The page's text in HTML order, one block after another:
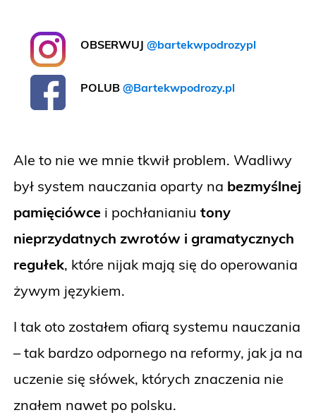
OBSERWUJ@bartekwpodrozypl
POLUB@Bartekwpodrozy.pl
Ale to nie we mnie tkwił problem. Wadliwy
był system nauczania oparty na bezmyślnej
pamięciówce i pochłanianiu tony
nieprzydatnych zwrotów i gramatycznych
regułek, które nijak mają się do operowania
żywym językiem.
I tak oto zostałem ofiarą systemu nauczania
– tak bardzo odpornego na reformy, jak ja na
uczenie się słówek, których znaczenia nie
znałem nawet po polsku.